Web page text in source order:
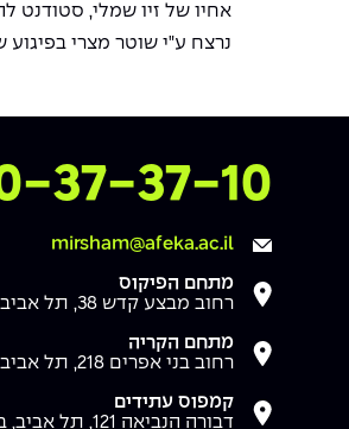
אחיו של זיו שמלי, סטודנט
נרצח ע"י שוטר מצרי בפיגוע
צרו איתנו
37-37-10
mirsham@afeka.ac.il
מתחם הפיקוס
רחוב מבצע קדש 38, תל אביב
מתחם הקריה
רחוב בני אפרים 218, תל אביב
קמפוס עתידים
דבורה הנביאה 121, תל אביב, בניין 2 קומה 2